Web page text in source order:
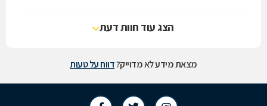
הצג עוד חוות דעת
מצאת מידע לא מדוייק?דווח על טעות